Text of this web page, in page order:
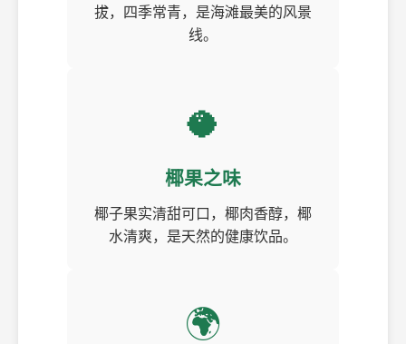
拔，四季常青，是海滩最美的风景
线。
🥥
椰果之味
椰子果实清甜可口，椰肉香醇，椰
水清爽，是天然的健康饮品。
🌍